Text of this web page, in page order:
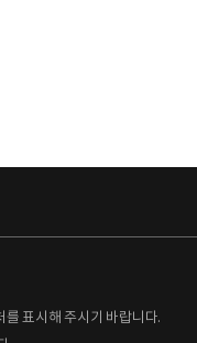
를 표시해 주시기 바랍니다.